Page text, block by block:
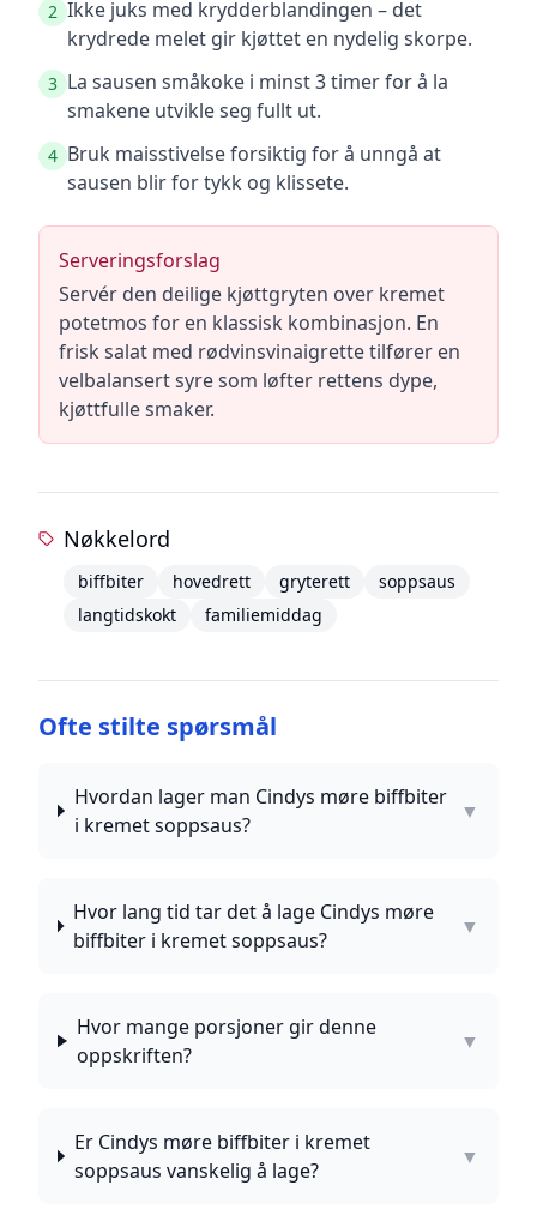
2 Ikke juks med krydderblandingen – det
krydrede melet gir kjøttet en nydelig skorpe.
3 La sausen småkoke i minst 3 timer for å la
smakene utvikle seg fullt ut.
4 Bruk maisstivelse forsiktig for å unngå at
sausen blir for tykk og klissete.
Serveringsforslag
Servér den deilige kjøttgryten over kremet
potetmos for en klassisk kombinasjon. En
frisk salat med rødvinsvinaigrette tilfører en
velbalansert syre som løfter rettens dype,
kjøttfulle smaker.
Nøkkelord
biffbiter hovedrett gryterett
soppsaus
langtidskokt
familiemiddag
Ofte stilte spørsmål
Hvordan lager man Cindys møre biffbiter
i kremet soppsaus?
▼
Hvor lang tid tar det å lage Cindys møre
biffbiter i kremet soppsaus?
▼
Hvor mange porsjoner gir denne
oppskriften?
▼
Er Cindys møre biffbiter i kremet
soppsaus vanskelig å lage?
▼